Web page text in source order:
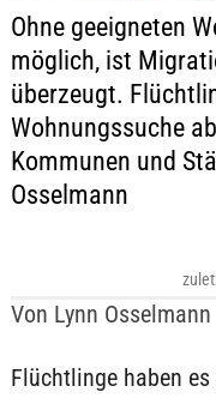
Ohne geeigneten
möglich, ist
überzeugt.
Wohnungssuche
Kommunen und
Osselmann
Von Lynn Osselmann
Flüchtlinge haben